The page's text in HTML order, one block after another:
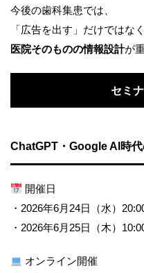
今後の歯科集患では、
「広告を出す」だけではなく
医院そのものの情報設計が
セミ
ChatGPT・Google AI時
開催日
・2026年6月24日（水）
・2026年6月25日（木）
オンライン開催